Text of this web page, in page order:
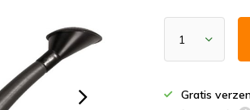
Gratis